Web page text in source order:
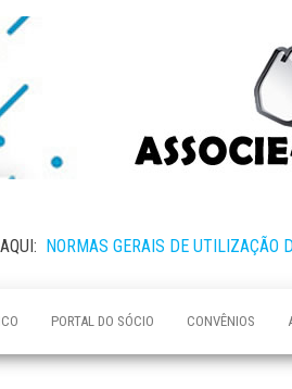
NORMAS GERAIS DE UTILIZAÇÃO
PORTAL DO SÓCIO CONVÊNIOS